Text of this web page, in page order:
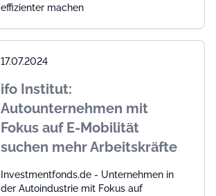
effizienter machen
17.07.2024
ifo Institut:
Autounternehmen mit
Fokus auf E-Mobilität
suchen mehr Arbeitskräfte
Investmentfonds.de - Unternehmen in
der Autoindustrie mit Fokus auf